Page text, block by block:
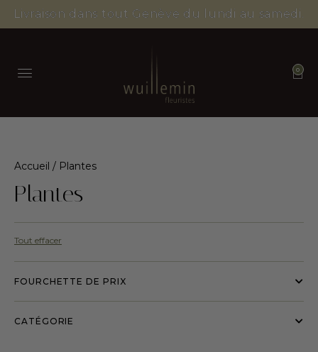
Livraison dans tout Genève du lundi au samedi.
0
Accueil / Plantes
Plantes
Tout effacer
FOURCHETTE DE PRIX
CATÉGORIE